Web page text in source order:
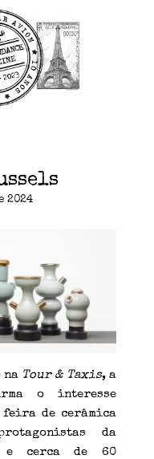
2024
na Tour & Taxis, a
o interesse
feira de cerâmica
da
e cerca de 60